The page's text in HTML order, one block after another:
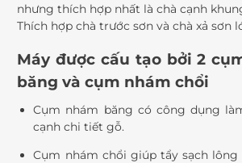
nhưng thích hợp nhất là chà cạnh
Thích hợp chà trước sơn và chà xả sơn
Máy được cấu tạo bởi 2
băng và cụm nhám chổi
Cụm nhám băng có công dụng
cạnh chi tiết gỗ.
Cụm nhám chổi giúp tẩy sạch